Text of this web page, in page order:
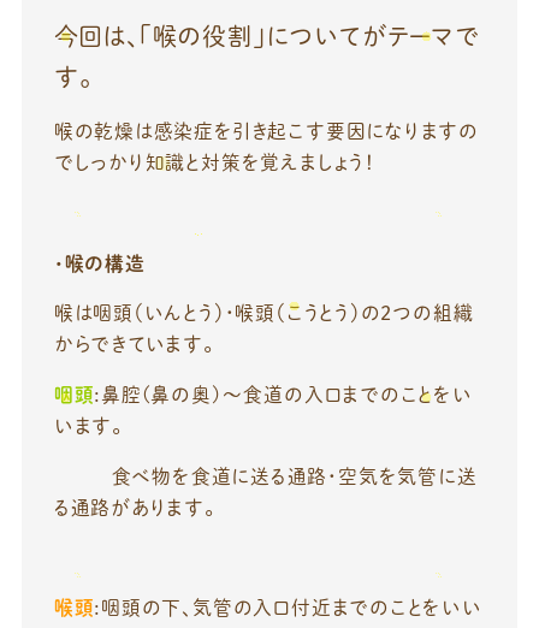
今回は、「喉の役割」についてがテーマで
す。
喉の乾燥は感染症を引き起こす要因になりますの
でしっかり知識と対策を覚えましょう！
・喉の構造
喉は咽頭（いんとう）・喉頭（こうとう）の2つの組織
からできています。
咽頭:鼻腔(鼻の奥)〜食道の入口までのことをい
います。
食べ物を食道に送る通路・空気を気管に送
る通路があります。
喉頭:咽頭の下、気管の入口付近までのことをいい